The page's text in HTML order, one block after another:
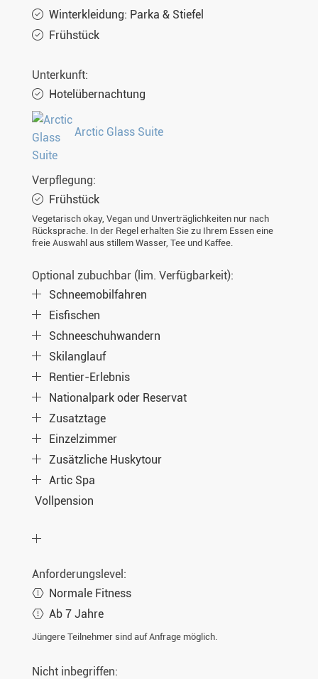
Mi. 24.03.2027 5 Tage €1.433,-
Sa. 27.03.2027
Mi. 31.03.2027
Sa. 03.04.2027 5 Tage
Mi. 07.04.2027 5 Tage
Sa. 10.04.2027
Mi. 14.04.2027
Sa. 17.04.2027 €1.340,-
Mi. 21.04.2027 5 Tage €1.340,-
Sa. 24.04.2027 €1.340,-
Winterkleidung: Parka & Stiefel
Frühstück
Unterkunft:
Hotelübernachtung
Arctic Glass Suite
Verpflegung:
Frühstück
Vegetarisch okay, Vegan und Unverträglichkeiten nur nach
Rücksprache. In der Regel erhalten Sie zu Ihrem Essen eine
freie Auswahl aus stillem Wasser, Tee und Kaffee.
Optional zubuchbar (lim. Verfügbarkeit):
Schneemobilfahren
Eisfischen
Schneeschuhwandern
Skilanglauf
Rentier-Erlebnis
Nationalpark oder Reservat
Zusatztage
Einzelzimmer
Zusätzliche Huskytour
Artic Spa
Vollpension
Anforderungslevel:
Normale Fitness
Ab 7 Jahre
Jüngere Teilnehmer sind auf Anfrage möglich.
Nicht inbegriffen: